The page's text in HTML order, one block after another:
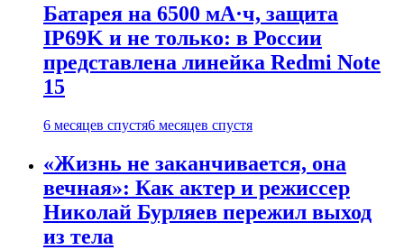
Батарея на 6500 мА·ч, защита
IP69K и не только: в России
представлена линейка Redmi Note
15
6 месяцев спустя6 месяцев спустя
«Жизнь не заканчивается, она
вечная»: Как актер и режиссер
Николай Бурляев пережил выход
из тела